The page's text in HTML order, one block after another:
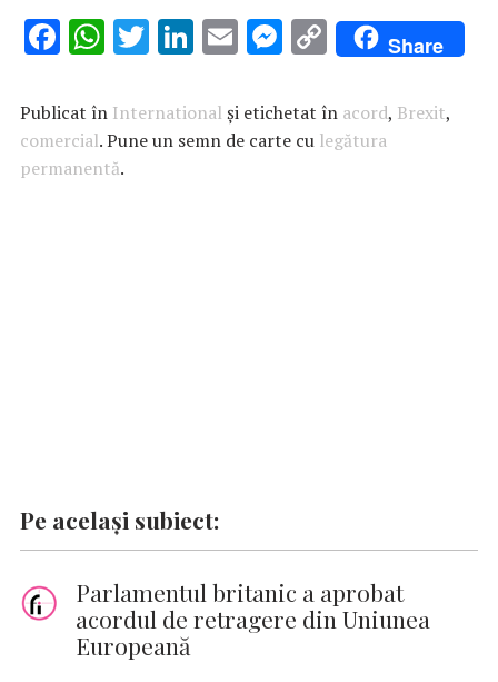
F
e
b
o
W
at
s
A
T
it
te
Li
k
e
E
ai
l
M
se
n
C
o
p
y
Share
Publicat în International și etichetat în acord, Brexit,
comercial. Pune un semn de carte cu legătura
permanentă.
Pe același subiect:
Parlamentul britanic a aprobat
acordul de retragere din Uniunea
Europeană